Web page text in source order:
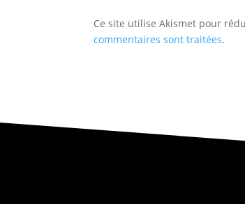
Ce site utilise Akismet pour
commentaires sont traitées.